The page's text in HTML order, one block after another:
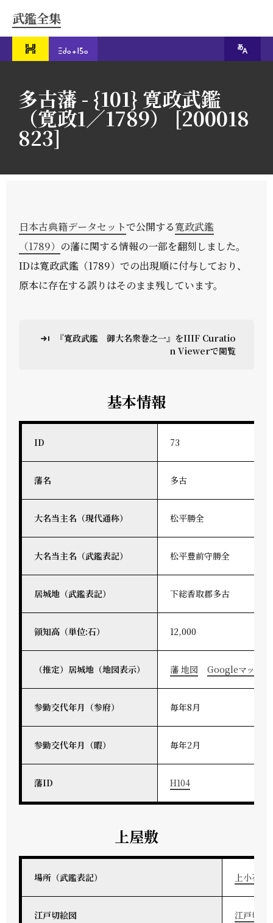
武鑑全集
多古藩 - {101} 寛政武鑑
（寛政1／1789） [200018
823]
日本古典籍データセットで公開する寛政武鑑
（1789） の藩に関する情報の一部を翻刻しました。
IDは寛政武鑑（1789）での出現順に付与しており、
原本に存在する誤りはそのまま残しています。
『寛政武鑑 御大名衆巻之一』をIIIF Curatio
n Viewerで閲覧
基本情報
ID 73
藩名 多古
大名当主名（現代通称） 松平勝全
大名当主名（武鑑表記） 松平豊前守勝全
居城地（武鑑表記） 下総香取郡多古
領知高（単位:石） 12,000
（推定）居城地（地図表示） 藩 地図 Googleマップ
参勤交代年月（参府） 毎年8月
参勤交代年月（暇） 毎年2月
藩ID H104
上屋敷
場所（武鑑表記） 上小石
江戸切絵図 江戸切絵